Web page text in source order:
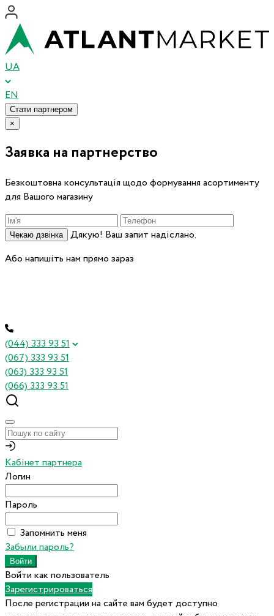
UA
EN
Стати партнером
×
Заявка на партнерство
Безкоштовна консультація щодо формування асортименту
для Вашого магазину
Чекаю дзвінка
Дякую! Ваш запит надіслано.
Або напишіть нам прямо зараз
(044) 333 93 51
(067) 333 93 51
(063) 333 93 51
(066) 333 93 51
Кабінет партнера
Логин
Пароль
Запомнить меня
Забыли пароль?
Войти как пользователь
Зарегистрироваться
После регистрации на сайте вам будет доступно